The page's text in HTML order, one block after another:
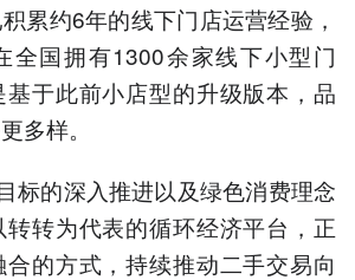
累约6年的线下门店运营经验，
全国拥有1300余家线下小型门
于此前小店型的升级版本，品
多样。
标的深入推进以及绿色消费理念
转为代表的循环经济平台，正
的方式，持续推动二手交易向